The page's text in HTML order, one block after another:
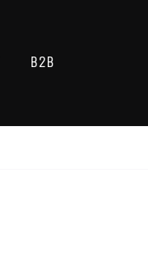
B2B